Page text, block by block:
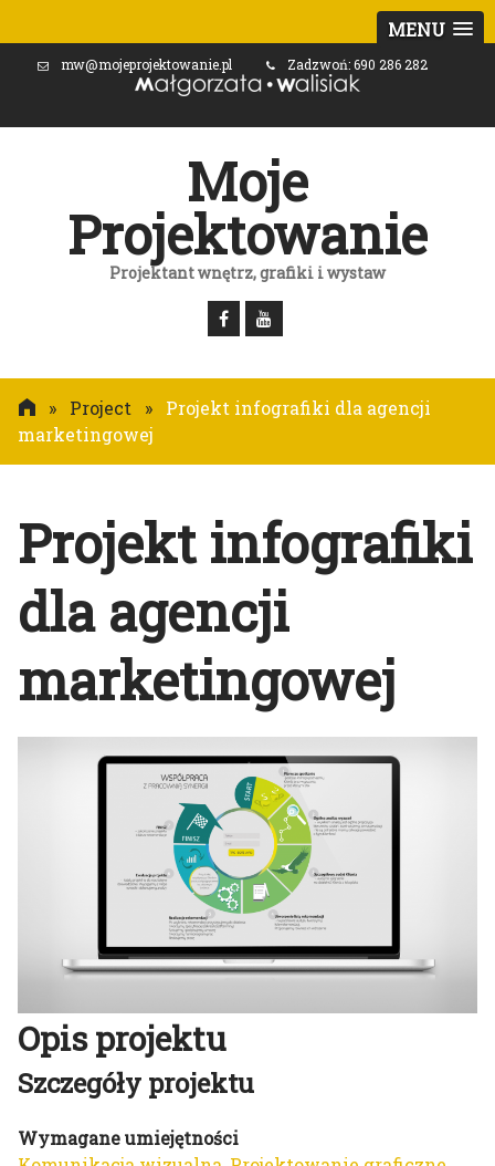
MENU
mw@mojeprojektowanie.pl Zadzwoń: 690 286 282
Moje
Projektowanie
Projektant wnętrz, grafiki i wystaw
» Project »
Projekt infografiki dla agencji
marketingowej
Projekt infografiki
dla agencji
marketingowej
Opis projektu
Szczegóły projektu
Wymagane umiejętności